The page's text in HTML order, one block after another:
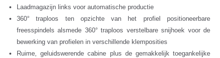
Laadmagazijn links voor automatische productie
360° traploos ten opzichte van het profiel positioneerbare
freesspindels alsmede 360° traploos verstelbare snijhoek voor de
bewerking van profielen in verschillende klemposities
Ruime, geluidswerende cabine plus de gemakkelijk toegankelijke